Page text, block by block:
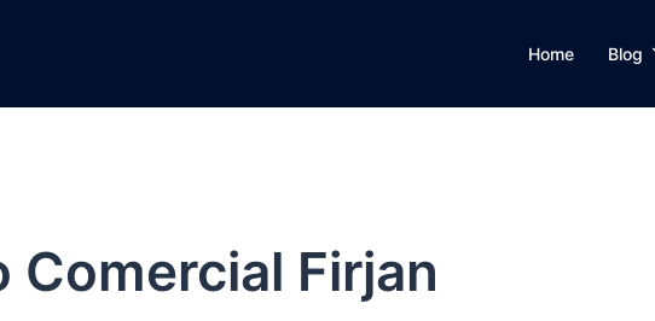
Home Blog
Comercial Firjan